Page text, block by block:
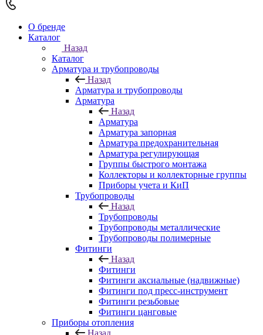
О бренде
Каталог
Назад
Каталог
Арматура и трубопроводы
Назад
Арматура и трубопроводы
Арматура
Назад
Арматура
Арматура запорная
Арматура предохранительная
Арматура регулирующая
Группы быстрого монтажа
Коллекторы и коллекторные группы
Приборы учета и КиП
Трубопроводы
Назад
Трубопроводы
Трубопроводы металлические
Трубопроводы полимерные
Фитинги
Назад
Фитинги
Фитинги аксиальные (надвижные)
Фитинги под пресс-инструмент
Фитинги резьбовые
Фитинги цанговые
Приборы отопления